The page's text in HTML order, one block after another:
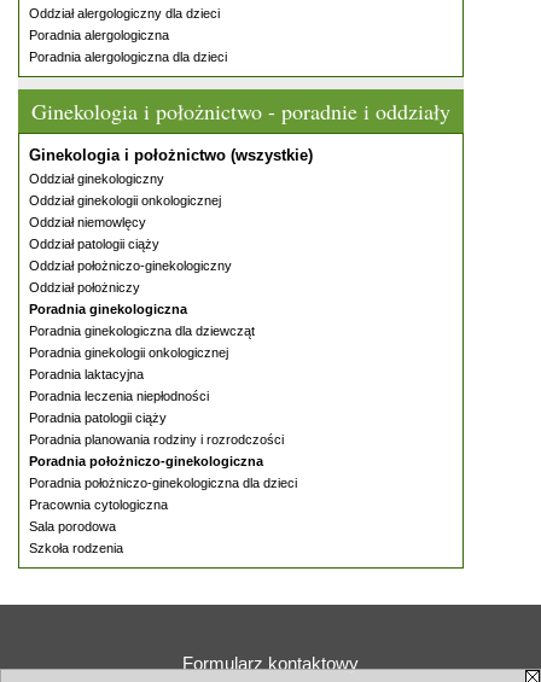
Oddział alergologiczny dla dzieci
Poradnia alergologiczna
Poradnia alergologiczna dla dzieci
Ginekologia i położnictwo - poradnie i oddziały
Ginekologia i położnictwo (wszystkie)
Oddział ginekologiczny
Oddział ginekologii onkologicznej
Oddział niemowlęcy
Oddział patologii ciąży
Oddział położniczo-ginekologiczny
Oddział położniczy
Poradnia ginekologiczna
Poradnia ginekologiczna dla dziewcząt
Poradnia ginekologii onkologicznej
Poradnia laktacyjna
Poradnia leczenia niepłodności
Poradnia patologii ciąży
Poradnia planowania rodziny i rozrodczości
Poradnia położniczo-ginekologiczna
Poradnia położniczo-ginekologiczna dla dzieci
Pracownia cytologiczna
Sala porodowa
Szkoła rodzenia
Formularz kontaktowy